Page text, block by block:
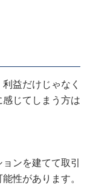
益だけじゃなく
じてしまう方は
ンを建てて取引
性があります。